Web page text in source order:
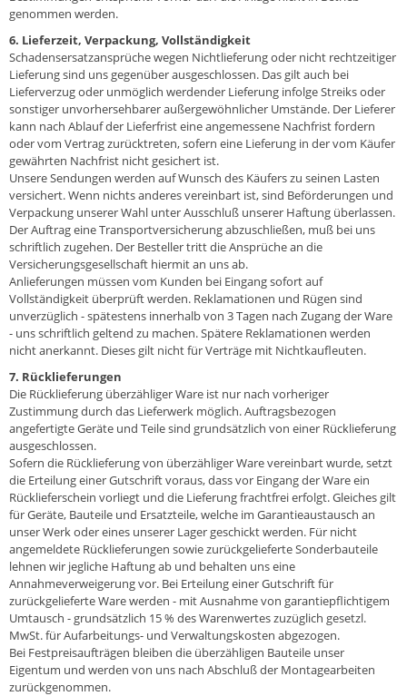
genommen werden.
6. Lieferzeit, Verpackung, Vollständigkeit
Schadensersatzansprüche wegen Nichtlieferung oder nicht rechtzeitiger
Lieferung sind uns gegenüber ausgeschlossen. Das gilt auch bei
Lieferverzug oder unmöglich werdender Lieferung infolge Streiks oder
sonstiger unvorhersehbarer außergewöhnlicher Umstände. Der Lieferer
kann nach Ablauf der Lieferfrist eine angemessene Nachfrist fordern
oder vom Vertrag zurücktreten, sofern eine Lieferung in der vom Käufer
gewährten Nachfrist nicht gesichert ist.
Unsere Sendungen werden auf Wunsch des Käufers zu seinen Lasten
versichert. Wenn nichts anderes vereinbart ist, sind Beförderungen und
Verpackung unserer Wahl unter Ausschluß unserer Haftung überlassen.
Der Auftrag eine Transportversicherung abzuschließen, muß bei uns
schriftlich zugehen. Der Besteller tritt die Ansprüche an die
Versicherungsgesellschaft hiermit an uns ab.
Anlieferungen müssen vom Kunden bei Eingang sofort auf
Vollständigkeit überprüft werden. Reklamationen und Rügen sind
unverzüglich - spätestens innerhalb von 3 Tagen nach Zugang der Ware
- uns schriftlich geltend zu machen. Spätere Reklamationen werden
nicht anerkannt. Dieses gilt nicht für Verträge mit Nichtkaufleuten.
7. Rücklieferungen
Die Rücklieferung überzähliger Ware ist nur nach vorheriger
Zustimmung durch das Lieferwerk möglich. Auftragsbezogen
angefertigte Geräte und Teile sind grundsätzlich von einer Rücklieferung
ausgeschlossen.
Sofern die Rücklieferung von überzähliger Ware vereinbart wurde, setzt
die Erteilung einer Gutschrift voraus, dass vor Eingang der Ware ein
Rücklieferschein vorliegt und die Lieferung frachtfrei erfolgt. Gleiches gilt
für Geräte, Bauteile und Ersatzteile, welche im Garantieaustausch an
unser Werk oder eines unserer Lager geschickt werden. Für nicht
angemeldete Rücklieferungen sowie zurückgelieferte Sonderbauteile
lehnen wir jegliche Haftung ab und behalten uns eine
Annahmeverweigerung vor. Bei Erteilung einer Gutschrift für
zurückgelieferte Ware werden - mit Ausnahme von garantiepflichtigem
Umtausch - grundsätzlich 15 % des Warenwertes zuzüglich gesetzl.
MwSt. für Aufarbeitungs- und Verwaltungskosten abgezogen.
Bei Festpreisaufträgen bleiben die überzähligen Bauteile unser
Eigentum und werden von uns nach Abschluß der Montagearbeiten
zurückgenommen.